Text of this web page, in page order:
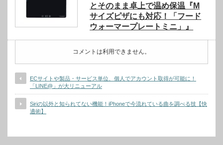
とそのまま卓上で温め保温『M
サイズピザにも対応！「フード
ウォーマープレートミニ」』
コメントは利用できません。
ECサイトや製品・サービス単位、個人でアカウント取得が可能に！
「LINE@」が大リニューアル
Siriの以外と知られてない機能！iPhoneで今流れている曲を調べる技【快
適術】